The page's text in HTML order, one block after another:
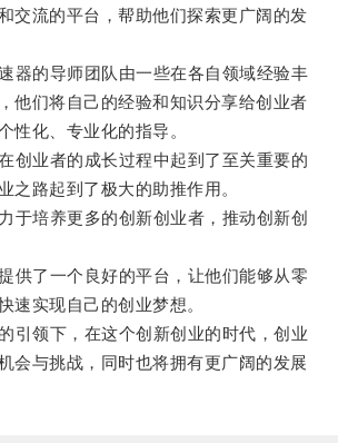
交流的平台，帮助他们探索更广阔的发
的导师团队由一些在各自领域经验丰
他们将自己的经验和知识分享给创业者
性化、专业化的指导。
业者的成长过程中起到了至关重要的
之路起到了极大的助推作用。
培养更多的创新创业者，推动创新创
了一个良好的平台，让他们能够从零
速实现自己的创业梦想。
领下，在这个创新创业的时代，创业
会与挑战，同时也将拥有更广阔的发展